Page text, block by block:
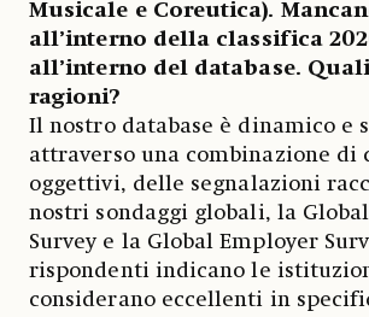
Musicale e Coreutica).
all’interno della classifica
all’interno del database.
ragioni?
Il nostro database è dinamico e
attraverso una combinazione di
oggettivi, delle segnalazioni
nostri sondaggi globali, la
Survey e la Global Employer
rispondenti indicano le
considerano eccellenti in